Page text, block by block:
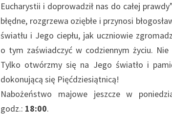
Eucharystii i doprowadził nas do całej
błędne, rozgrzewa oziębłe i przynosi
światłu i Jego ciepłu, jak uczniowie
o tym zaświadczyć w codziennym życiu.
Tylko otwórzmy się na Jego światło i
dokonującą się Pięćdziesiątnicą!
Nabożeństwo majowe jeszcze w
godz.: 18:00.